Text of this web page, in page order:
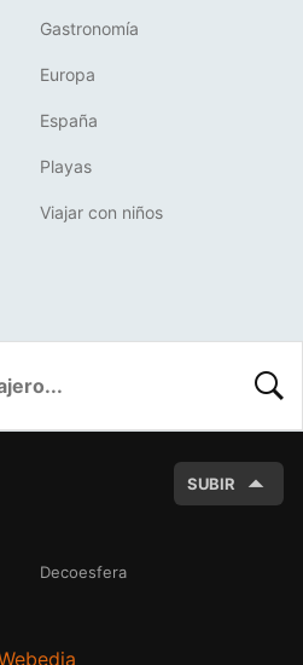
Gastronomía
Europa
España
Playas
Viajar con niños
SUBIR
Decoesfera